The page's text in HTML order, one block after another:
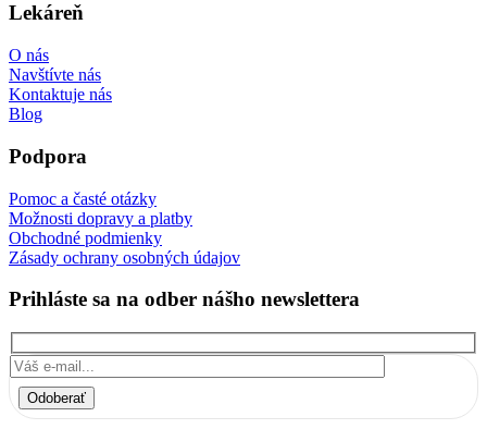
Lekáreň
O nás
Navštívte nás
Kontaktuje nás
Blog
Podpora
Pomoc a časté otázky
Možnosti dopravy a platby
Obchodné podmienky
Zásady ochrany osobných údajov
Prihláste sa na odber nášho newslettera
Odoberať